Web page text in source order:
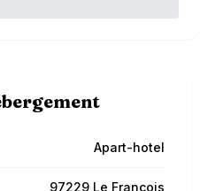
Apart-hotel
97229 Le Francois